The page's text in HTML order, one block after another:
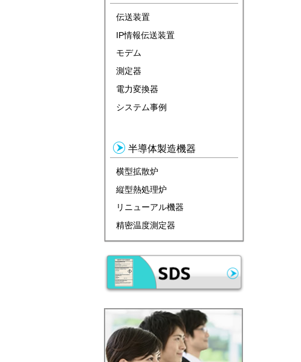
伝送装置
IP情報伝送装置
モデム
測定器
電力変換器
システム事例
半導体製造機器
横型拡散炉
縦型熱処理炉
リニューアル機器
精密温度測定器